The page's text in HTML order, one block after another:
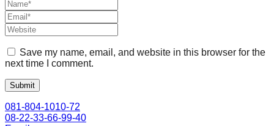
Save my name, email, and website in this browser for the
next time I comment.
081-804-1010-72
08-22-33-66-99-40